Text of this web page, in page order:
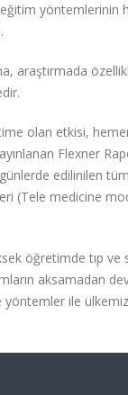
yöntemlerinin
araştırmada
olan etkisi, hemen
Flexner
edilinilen
(Tele medicine
öğretimde tıp
aksamadan
ile